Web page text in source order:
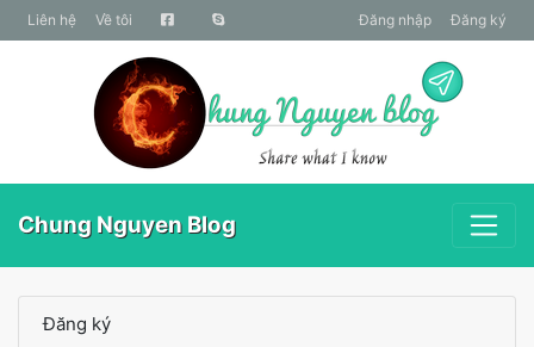
liên hệ Về tôi Đăng nhập Đăng ký
Chung Nguyen Blog
Đăng ký